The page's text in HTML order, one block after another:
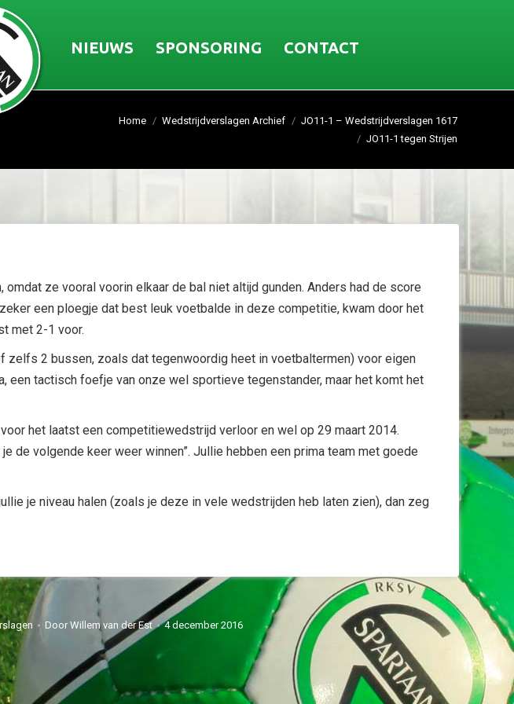
NIEUWS SPONSORING CONTACT
Home Wedstrijdverslagen Archief
JO11-1 – Wedstrijdverslagen 1617
JO11-1 tegen Strijen
ze vooral voorin elkaar de bal niet altijd gunden. Anders had de score
een ploegje dat best leuk voetbalde in deze competitie, kwam door het
met 2-1 voor.
zelfs 2 bussen, zoals dat tegenwoordig heet in voetbaltermen) voor eigen
een tactisch foefje van onze wel sportieve tegenstander, maar het komt het
het laatst een competitiewedstrijd verloor en wel op 29 maart 2014.
de volgende keer weer winnen”. Jullie hebben een prima team met goede
je niveau halen (zoals je deze in vele wedstrijden heb laten zien), dan zeg
Door Willem van der Est 4 december 2016